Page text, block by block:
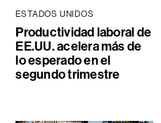
ESTADOS UNIDOS
Productividad laboral de
EE.UU. acelera más de
lo esperado en el
segundo trimestre